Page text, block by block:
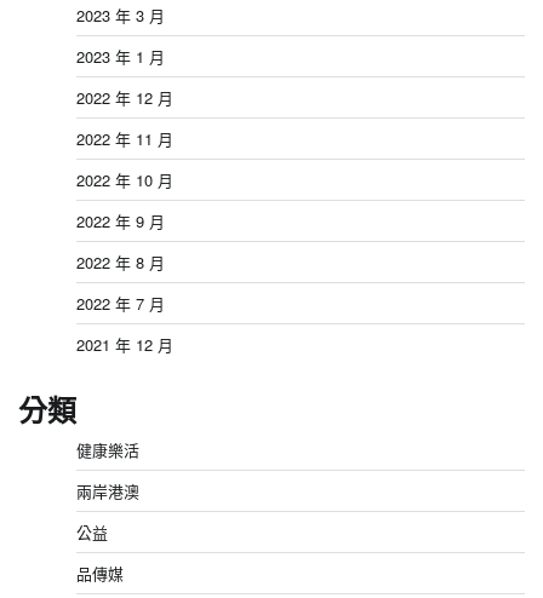
2023 年 3 月
2023 年 1 月
2022 年 12 月
2022 年 11 月
2022 年 10 月
2022 年 9 月
2022 年 8 月
2022 年 7 月
2021 年 12 月
分類
健康樂活
兩岸港澳
公益
品傳媒